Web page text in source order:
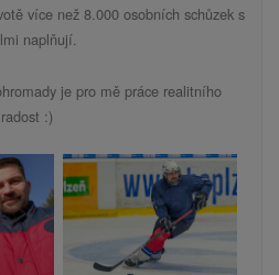
více než 8.000 osobních schůzek s
naplňují.
je pro mě práce realitního
:)